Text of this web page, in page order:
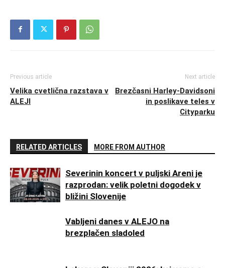
Previous article
Velika cvetlična razstava v
ALEJI
Next article
Brezčasni Harley-Davidsoni
in poslikave teles v
Cityparku
RELATED ARTICLES MORE FROM AUTHOR
Severinin koncert v puljski Areni je
razprodan: velik poletni dogodek v
bližini Slovenije
Vabljeni danes v ALEJO na
brezplačen sladoled